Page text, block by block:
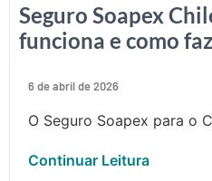
Seguro Soapex
funciona e como
6 de abril de 2026
O Seguro Soapex para o
Continuar Leitura